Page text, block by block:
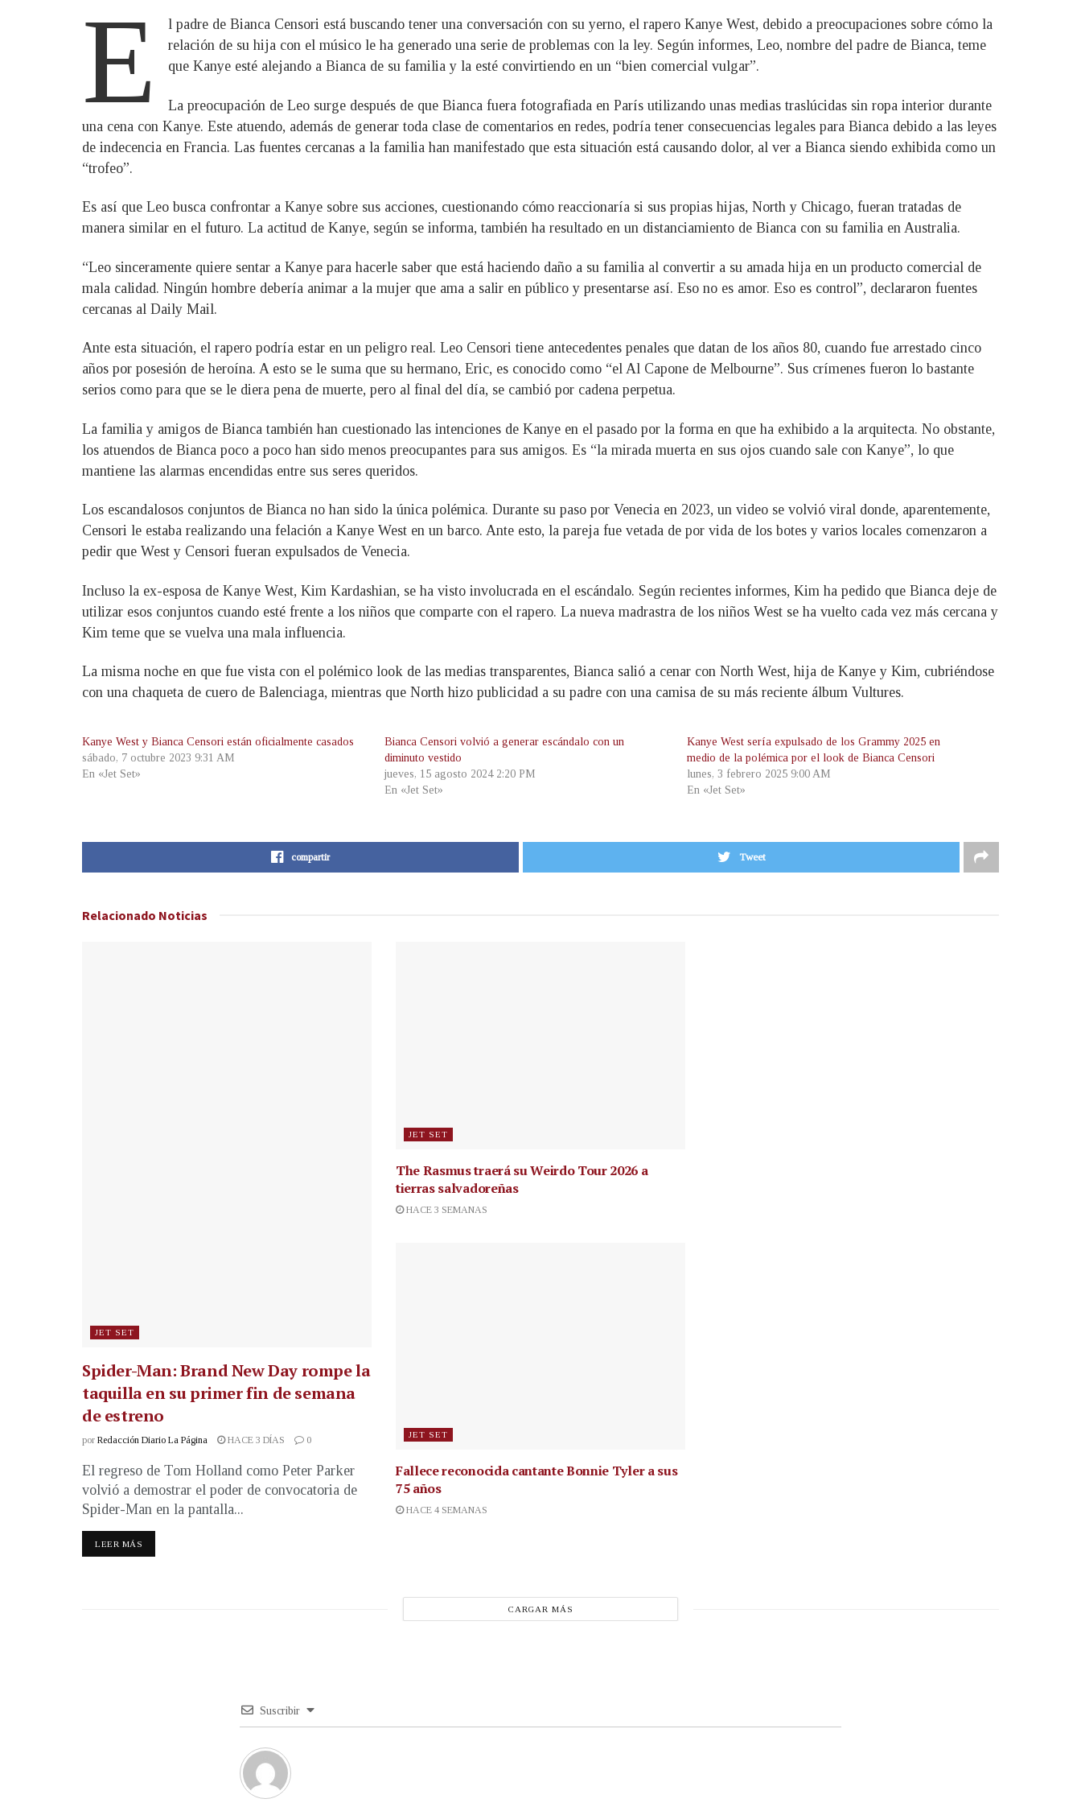
E
l padre de Bianca Censori está buscando tener una conversación con su yerno, el rapero Kanye West, debido a preocupaciones sobre cómo la
relación de su hija con el músico le ha generado una serie de problemas con la ley. Según informes, Leo, nombre del padre de Bianca, teme
que Kanye esté alejando a Bianca de su familia y la esté convirtiendo en un “bien comercial vulgar”.
La preocupación de Leo surge después de que Bianca fuera fotografiada en París utilizando unas medias traslúcidas sin ropa interior durante
una cena con Kanye. Este atuendo, además de generar toda clase de comentarios en redes, podría tener consecuencias legales para Bianca debido a las leyes
de indecencia en Francia. Las fuentes cercanas a la familia han manifestado que esta situación está causando dolor, al ver a Bianca siendo exhibida como un
“trofeo”.
Es así que Leo busca confrontar a Kanye sobre sus acciones, cuestionando cómo reaccionaría si sus propias hijas, North y Chicago, fueran tratadas de
manera similar en el futuro. La actitud de Kanye, según se informa, también ha resultado en un distanciamiento de Bianca con su familia en Australia.
“Leo sinceramente quiere sentar a Kanye para hacerle saber que está haciendo daño a su familia al convertir a su amada hija en un producto comercial de
mala calidad. Ningún hombre debería animar a la mujer que ama a salir en público y presentarse así. Eso no es amor. Eso es control”, declararon fuentes
cercanas al Daily Mail.
Ante esta situación, el rapero podría estar en un peligro real. Leo Censori tiene antecedentes penales que datan de los años 80, cuando fue arrestado cinco
años por posesión de heroína. A esto se le suma que su hermano, Eric, es conocido como “el Al Capone de Melbourne”. Sus crímenes fueron lo bastante
serios como para que se le diera pena de muerte, pero al final del día, se cambió por cadena perpetua.
La familia y amigos de Bianca también han cuestionado las intenciones de Kanye en el pasado por la forma en que ha exhibido a la arquitecta. No obstante,
los atuendos de Bianca poco a poco han sido menos preocupantes para sus amigos. Es “la mirada muerta en sus ojos cuando sale con Kanye”, lo que
mantiene las alarmas encendidas entre sus seres queridos.
Los escandalosos conjuntos de Bianca no han sido la única polémica. Durante su paso por Venecia en 2023, un video se volvió viral donde, aparentemente,
Censori le estaba realizando una felación a Kanye West en un barco. Ante esto, la pareja fue vetada de por vida de los botes y varios locales comenzaron a
pedir que West y Censori fueran expulsados de Venecia.
Incluso la ex-esposa de Kanye West, Kim Kardashian, se ha visto involucrada en el escándalo. Según recientes informes, Kim ha pedido que Bianca deje de
utilizar esos conjuntos cuando esté frente a los niños que comparte con el rapero. La nueva madrastra de los niños West se ha vuelto cada vez más cercana y
Kim teme que se vuelva una mala influencia.
La misma noche en que fue vista con el polémico look de las medias transparentes, Bianca salió a cenar con North West, hija de Kanye y Kim, cubriéndose
con una chaqueta de cuero de Balenciaga, mientras que North hizo publicidad a su padre con una camisa de su más reciente álbum Vultures.
Kanye West y Bianca Censori están oficialmente casados
sábado, 7 octubre 2023 9:31 AM
En «Jet Set»
Bianca Censori volvió a generar escándalo con un
diminuto vestido
jueves, 15 agosto 2024 2:20 PM
En «Jet Set»
Kanye West sería expulsado de los Grammy 2025 en
medio de la polémica por el look de Bianca Censori
lunes, 3 febrero 2025 9:00 AM
En «Jet Set»
compartir Tweet
Relacionado Noticias
JET SET
Spider-Man: Brand New Day rompe la
taquilla en su primer fin de semana
de estreno
por Redacción Diario La Página HACE 3 DÍAS 0
El regreso de Tom Holland como Peter Parker
volvió a demostrar el poder de convocatoria de
Spider-Man en la pantalla...
LEER MÁS
JET SET
The Rasmus traerá su Weirdo Tour 2026 a
tierras salvadoreñas
HACE 3 SEMANAS
JET SET
Fallece reconocida cantanteBonnie Tyler a sus
75 años
HACE 4 SEMANAS
CARGAR MÁS
Suscribir